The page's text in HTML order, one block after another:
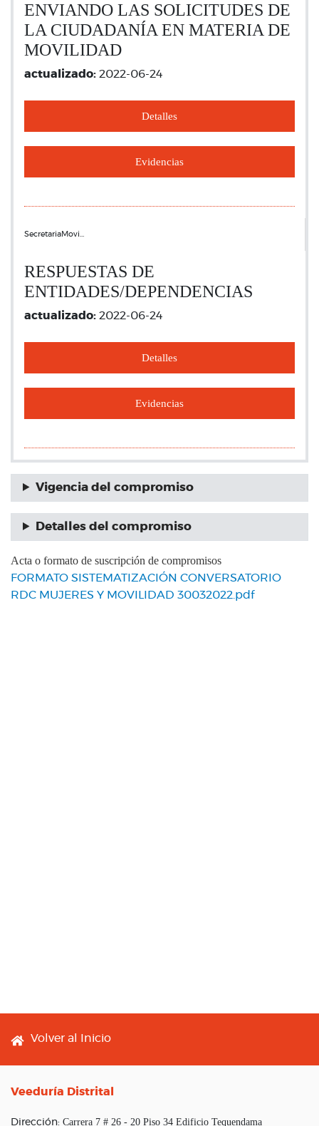
ENVIANDO LAS SOLICITUDES DE
LA CIUDADANÍA EN MATERIA DE
MOVILIDAD
actualizado: 2022-06-24
Detalles
Evidencias
SecretariaMovi…
RESPUESTAS DE
ENTIDADES/DEPENDENCIAS
actualizado: 2022-06-24
Detalles
Evidencias
Vigencia del compromiso
Detalles del compromiso
Acta o formato de suscripción de compromisos
FORMATO SISTEMATIZACIÓN CONVERSATORIO
RDC MUJERES Y MOVILIDAD 30032022.pdf
Footer menu
Volver al Inicio
Veeduría Distrital
Dirección: Carrera 7 # 26 - 20 Piso 34 Edificio Tequendama